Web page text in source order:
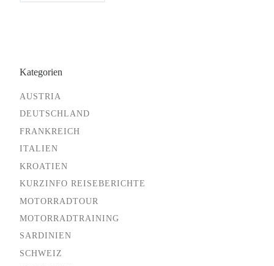
Kategorien
AUSTRIA
DEUTSCHLAND
FRANKREICH
ITALIEN
KROATIEN
KURZINFO REISEBERICHTE
MOTORRADTOUR
MOTORRADTRAINING
SARDINIEN
SCHWEIZ